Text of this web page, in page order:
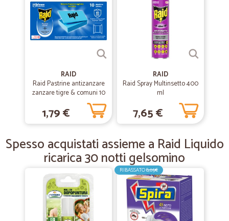
benissimo !!!
—Alda B.
05/06/2017
Trustpilot
Ho ordinato il 30 maggio e ho ricevuto …
sono arrivati bene e integri.
RAID
Raid Pastrine antizanzare
zanzare tigre & comuni 10
piastrine laminate
1,79 €
RAID
Raid Spray Multinsetto 400
ml
7,65 €
Spesso acquistati assieme a Raid Liquido
ricarica 30 notti gelsomino
RIBASSATO8,05€